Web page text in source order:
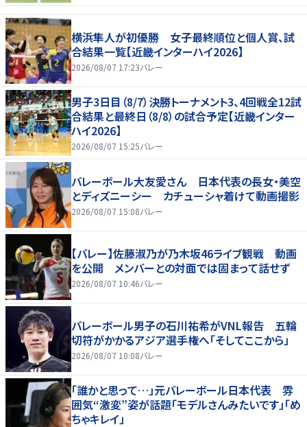
横浜隼人が初優勝 女子最終順位と個人賞、試
合結果一覧【近畿インターハイ2026】
2026/08/07 17:23バレー
男子3日目（8/7）決勝トーナメント3、4回戦全12試
合結果と最終日（8/8）の試合予定【近畿インター
ハイ2026】
2026/08/07 15:25バレー
バレーボール大友愛さん 日本代表の長女・美空
とディズニーシー カチューシャ着けて動画撮影
2026/08/07 15:08バレー
【バレー】佐藤淑乃が乃木坂46ライブ観戦 動画
を公開 メンバーとの対面では固まって話せず
2026/08/07 10:46バレー
バレーボール男子の石川祐希がVNL報告 五輪
切符がかかるアジア選手権へ「そしてここから」
2026/08/07 10:08バレー
「誰かと思って…」元バレーボール日本代表 雰
囲気“激変”姿が話題「モデルさんみたいです」「め
ちゃキレイ」